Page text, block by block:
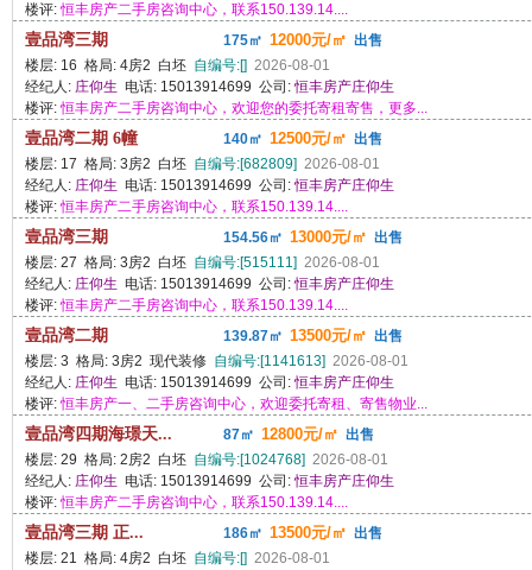
楼评:恒丰房产二手房咨询中心，联系150.139.14....
壹品湾三期 175㎡ 12000元/㎡ 出售
楼层: 16 格局: 4房2 白坯 自编号:[] 2026-08-01
经纪人: 庄仰生 电话: 15013914699 公司:恒丰房产庄仰生
楼评:恒丰房产二手房咨询中心，欢迎您的委托寄租寄售，更多...
壹品湾二期 6幢 140㎡ 12500元/㎡ 出售
楼层: 17 格局: 3房2 白坯 自编号:[682809] 2026-08-01
经纪人: 庄仰生 电话: 15013914699 公司:恒丰房产庄仰生
楼评:恒丰房产二手房咨询中心，联系150.139.14....
壹品湾三期 154.56㎡ 13000元/㎡ 出售
楼层: 27 格局: 3房2 白坯 自编号:[515111] 2026-08-01
经纪人: 庄仰生 电话: 15013914699 公司:恒丰房产庄仰生
楼评:恒丰房产二手房咨询中心，联系150.139.14....
壹品湾二期 139.87㎡ 13500元/㎡ 出售
楼层: 3 格局: 3房2 现代装修 自编号:[1141613] 2026-08-01
经纪人: 庄仰生 电话: 15013914699 公司:恒丰房产庄仰生
楼评:恒丰房产一、二手房咨询中心，欢迎委托寄租、寄售物业...
壹品湾四期海璟天... 87㎡ 12800元/㎡ 出售
楼层: 29 格局: 2房2 白坯 自编号:[1024768] 2026-08-01
经纪人: 庄仰生 电话: 15013914699 公司:恒丰房产庄仰生
楼评:恒丰房产二手房咨询中心，联系150.139.14....
壹品湾三期 正... 186㎡ 13500元/㎡ 出售
楼层: 21 格局: 4房2 白坯 自编号:[] 2026-08-01